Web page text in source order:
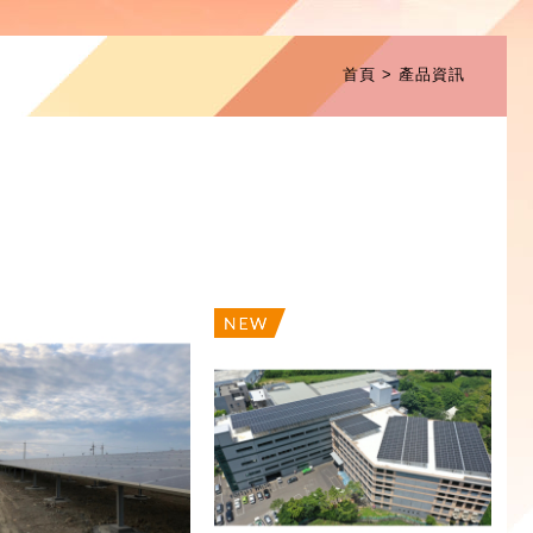
首頁 產品資訊